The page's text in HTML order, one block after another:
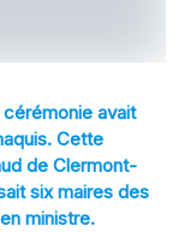
avait
Cette
de Clermont-
six maires des
ministre.